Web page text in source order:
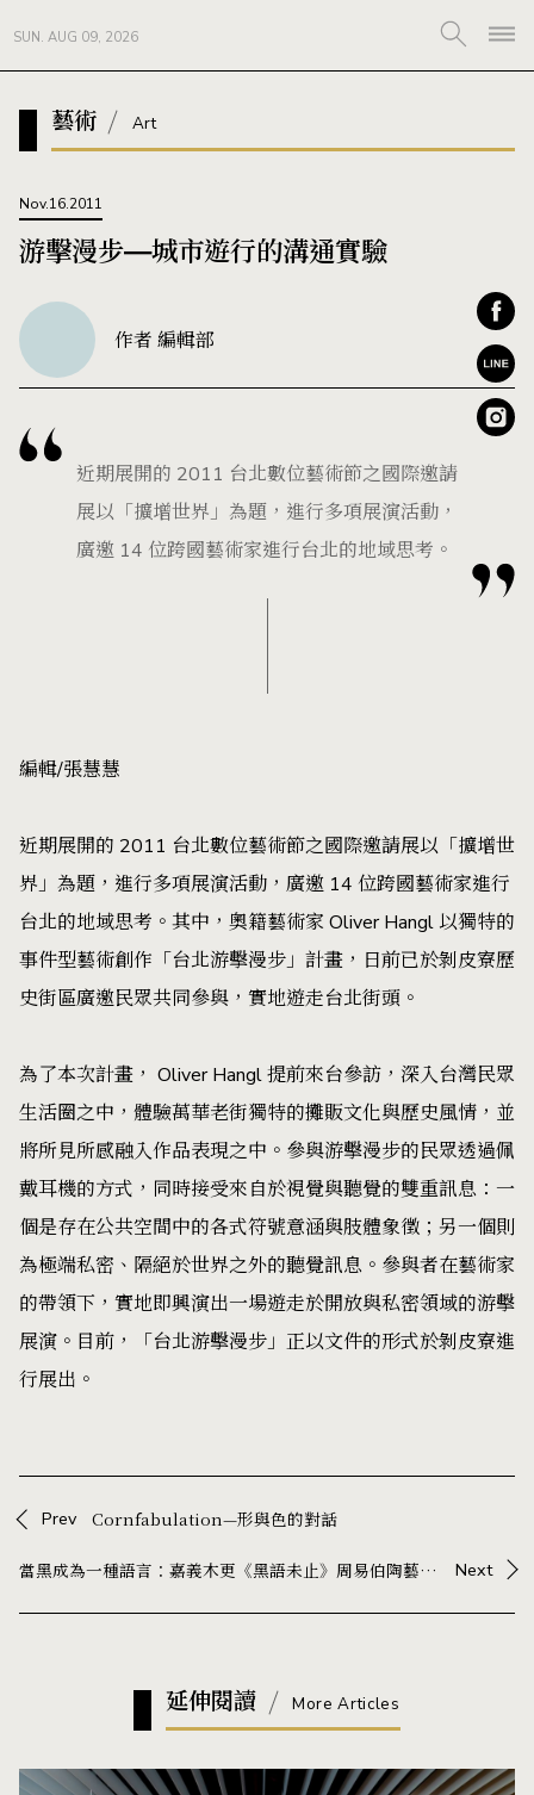
SUN. AUG 09, 2026
藝術 Art
Nov.16.2011
游擊漫步—城市遊行的溝通實驗
作者 編輯部
近期展開的 2011 台北數位藝術節之國際邀請
展以「擴增世界」為題，進行多項展演活動，
廣邀 14 位跨國藝術家進行台北的地域思考。
編輯/張慧慧
近期展開的 2011 台北數位藝術節之國際邀請展以「擴增世
界」為題，進行多項展演活動，廣邀 14 位跨國藝術家進行
台北的地域思考。其中，奧籍藝術家 Oliver Hangl 以獨特的
事件型藝術創作「台北游擊漫步」計畫，日前已於剝皮寮歷
史街區廣邀民眾共同參與，實地遊走台北街頭。
為了本次計畫， Oliver Hangl 提前來台參訪，深入台灣民眾
生活圈之中，體驗萬華老街獨特的攤販文化與歷史風情，並
將所見所感融入作品表現之中。參與游擊漫步的民眾透過佩
戴耳機的方式，同時接受來自於視覺與聽覺的雙重訊息：一
個是存在公共空間中的各式符號意涵與肢體象徵；另一個則
為極端私密、隔絕於世界之外的聽覺訊息。參與者在藝術家
的帶領下，實地即興演出一場遊走於開放與私密領域的游擊
展演。目前，「台北游擊漫步」正以文件的形式於剝皮寮進
行展出。
Prev Cornfabulation—形與色的對話
當黑成為一種語言：嘉義木更《黑語未止》周易伯陶藝展，在器物中展開與生活的對話 Next
延伸閱讀 More Articles